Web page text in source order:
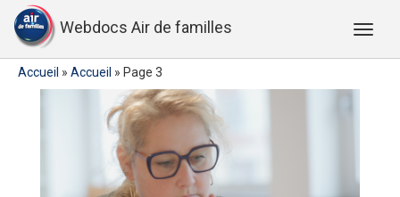
Webdocs Air de familles
Accueil » Accueil » Page 3